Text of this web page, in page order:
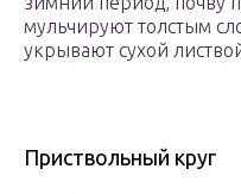
мульчируют толстым
укрывают сухой
Приствольный круг